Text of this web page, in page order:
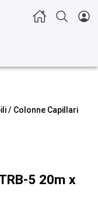
/ Colonne Capillari
5 20m x